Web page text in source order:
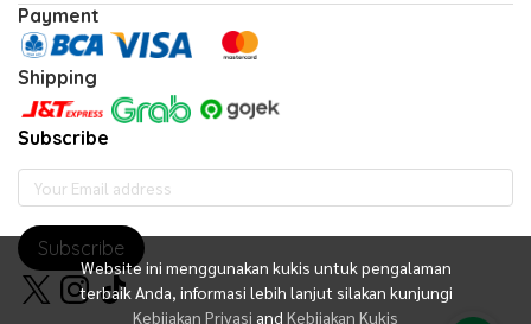
Website ini menggunakan kukis untuk pengalaman
terbaik Anda, informasi lebih lanjut silakan kunjungi
Kebijakan Privasi and Kebijakan Kukis
Payment
Shipping
Subscribe
Subscribe